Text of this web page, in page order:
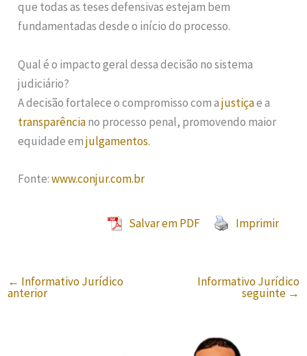
que todas as teses defensivas estejam bem
fundamentadas desde o início do processo.
Qual é o impacto geral dessa decisão no sistema
judiciário?
A decisão fortalece o compromisso com ajustiçae a
transparênciano processo penal, promovendo maior
equidade emjulgamentos.
Fonte:www.conjur.com.br
Salvar em PDF Imprimir
← Informativo Jurídico
anterior
Informativo Jurídico
seguinte →